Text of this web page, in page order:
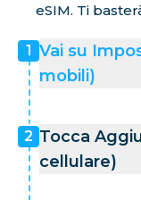
eSIM. Ti
1 Vai su
mobili)
2 Tocca
cellulare)